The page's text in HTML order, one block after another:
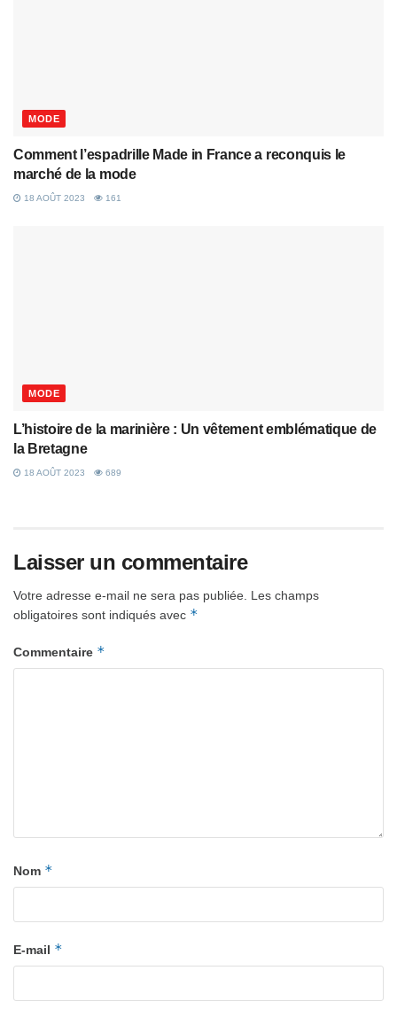
MODE
Comment l’espadrille Made in France a reconquis le
marché de la mode
18 AOÛT 2023 161
MODE
L’histoire de la marinière : Un vêtement emblématique de
la Bretagne
18 AOÛT 2023 689
Laisser un commentaire
Votre adresse e-mail ne sera pas publiée. Les champs
obligatoires sont indiqués avec *
Commentaire *
Nom *
E-mail *